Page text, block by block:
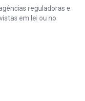
reguladoras e
em lei ou no